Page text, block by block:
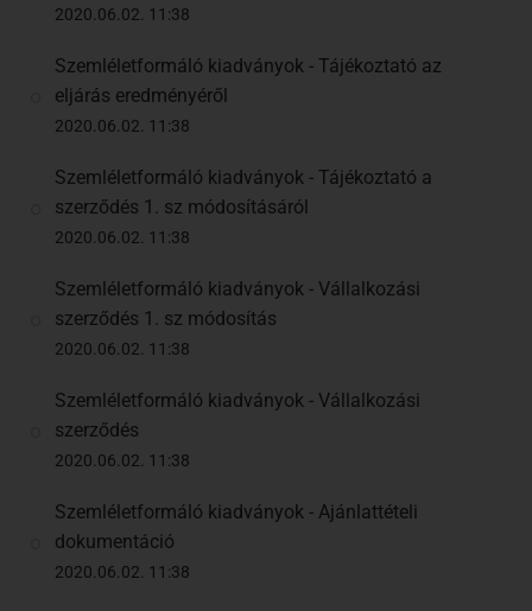
2020.06.02. 11:38
Szemléletformáló kiadványok - Tájékoztató az
eljárás eredményéről
2020.06.02. 11:38
Szemléletformáló kiadványok - Tájékoztató a
szerződés 1. sz módosításáról
2020.06.02. 11:38
Szemléletformáló kiadványok - Vállalkozási
szerződés 1. sz módosítás
2020.06.02. 11:38
Szemléletformáló kiadványok - Vállalkozási
szerződés
2020.06.02. 11:38
Szemléletformáló kiadványok - Ajánlattételi
dokumentáció
2020.06.02. 11:38